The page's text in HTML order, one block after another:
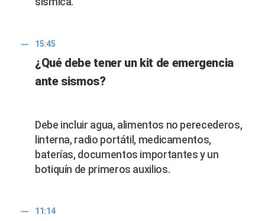
15:45
¿Qué debe tener un kit de emergencia
ante sismos?
Debe incluir agua, alimentos no perecederos,
linterna, radio portátil, medicamentos,
baterías, documentos importantes y un
botiquín de primeros auxilios.
11:14